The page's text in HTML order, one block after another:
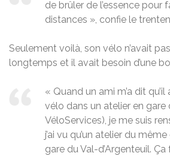
de brûler de l’essence pour
distances », confie le
Seulement voilà, son vélo n’avait
longtemps et il avait besoin d’une
« Quand un ami m’a dit
vélo dans un atelier en gare
VéloServices), je me suis
j’ai vu qu’un atelier du
gare du Val-d’Argenteuil.